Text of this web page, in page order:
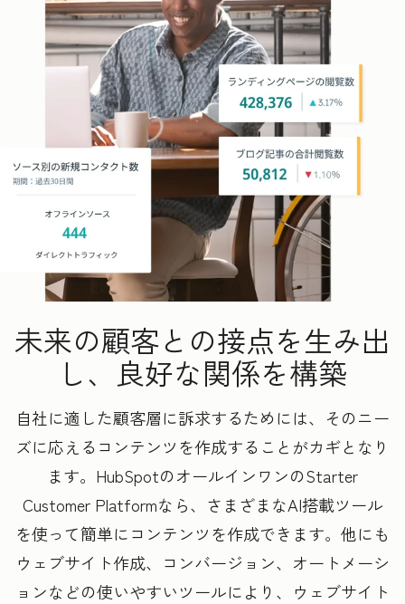
未来の顧客との接点を生み出
し、良好な関係を構築
自社に適した顧客層に訴求するためには、そのニー
ズに応えるコンテンツを作成することがカギとなり
ます。HubSpotのオールインワンのStarter
Customer Platformなら、さまざまなAI搭載ツール
を使って簡単にコンテンツを作成できます。他にも
ウェブサイト作成、コンバージョン、オートメーシ
ョンなどの使いやすいツールにより、ウェブサイト